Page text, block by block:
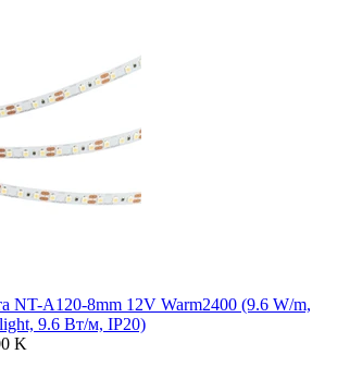
NT-A120-8mm 12V Warm2400 (9.6 W/m,
9.6 Вт/м, IP20)
K